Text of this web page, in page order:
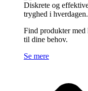
Diskrete og
tryghed i hverdagen.
Find produkter med
til dine behov.
Se mere